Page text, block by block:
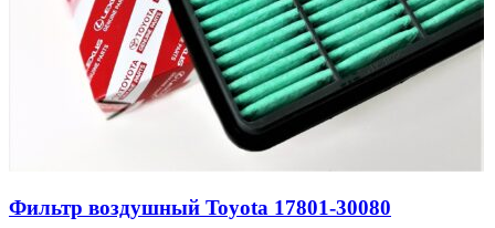
Фильтр воздушный Toyota 17801-30080